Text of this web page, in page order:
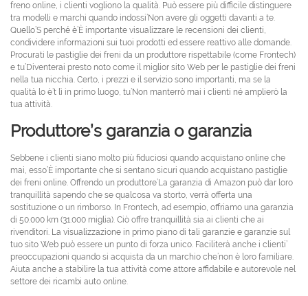
freno online, i clienti vogliono la qualità. Può essere più difficile distinguere
tra modelli e marchi quando indossi’Non avere gli oggetti davanti a te.
Quello’S perché è’È importante visualizzare le recensioni dei clienti,
condividere informazioni sui tuoi prodotti ed essere reattivo alle domande.
Procurati le pastiglie dei freni da un produttore rispettabile (come Frontech)
e tu’Diventerai presto noto come il miglior sito Web per le pastiglie dei freni
nella tua nicchia. Certo, i prezzi e il servizio sono importanti, ma se la
qualità lo è’t lì in primo luogo, tu’Non manterrò mai i clienti né amplierò la
tua attività.
Produttore’s garanzia o garanzia
Sebbene i clienti siano molto più fiduciosi quando acquistano online che
mai, esso’È importante che si sentano sicuri quando acquistano pastiglie
dei freni online. Offrendo un produttore’La garanzia di Amazon può dar loro
tranquillità sapendo che se qualcosa va storto, verrà offerta una
sostituzione o un rimborso. In Frontech, ad esempio, offriamo una garanzia
di 50.000 km (31.000 miglia). Ciò offre tranquillità sia ai clienti che ai
rivenditori. La visualizzazione in primo piano di tali garanzie e garanzie sul
tuo sito Web può essere un punto di forza unico. Faciliterà anche i clienti’
preoccupazioni quando si acquista da un marchio che’non è loro familiare.
Aiuta anche a stabilire la tua attività come attore affidabile e autorevole nel
settore dei ricambi auto online.